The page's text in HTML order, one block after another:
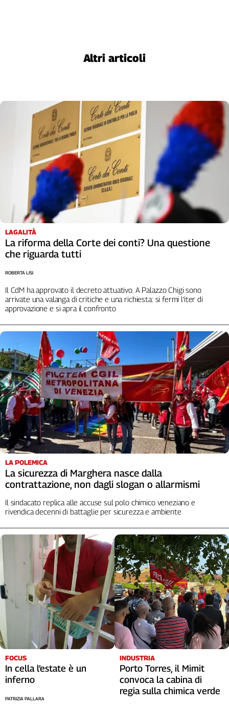
Archivio
Storico
1955-
Cerca
Contatti
La
Newsletter
Social
Altri articoli
LAGALITÀ
La riforma della Corte dei conti? Una questione
che riguarda tutti
Il CdM ha approvato il decreto attuativo. A Palazzo Chigi sono
arrivate una valanga di critiche e una richiesta: si fermi l’iter di
approvazione e si apra il confronto
ROBERTA LISI
LA POLEMICA
La sicurezza di Marghera nasce dalla
contrattazione, non dagli slogan o allarmismi
Il sindacato replica alle accuse sul polo chimico veneziano e
rivendica decenni di battaglie per sicurezza e ambiente
FOCUS
In cella l’estate è un
inferno
PATRIZIA PALLARA
INDUSTRIA
Porto Torres, il Mimit
convoca la cabina di
regia sulla chimica verde